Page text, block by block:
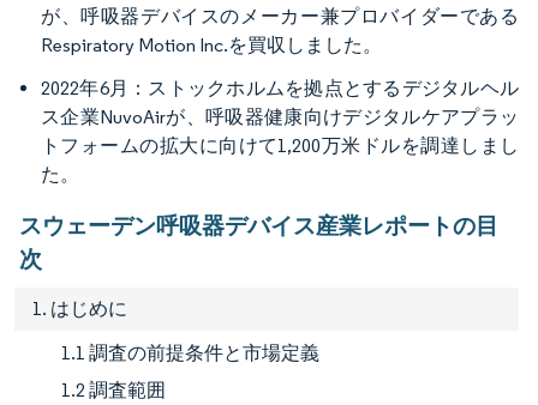
が、呼吸器デバイスのメーカー兼プロバイダーである
Respiratory Motion Inc.を買収しました。
2022年6月：ストックホルムを拠点とするデジタルヘル
ス企業NuvoAirが、呼吸器健康向けデジタルケアプラッ
トフォームの拡大に向けて1,200万米ドルを調達しまし
た。
スウェーデン呼吸器デバイス産業レポートの目
次
1. はじめに
1.1 調査の前提条件と市場定義
1.2 調査範囲